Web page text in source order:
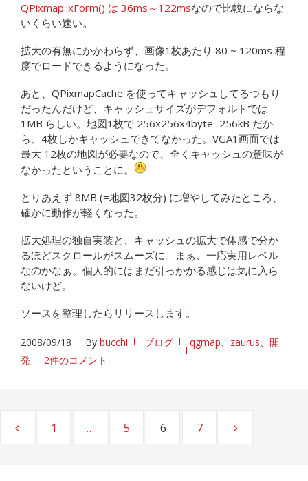
QPixmap::xForm() は 36ms～122msなので比較にならな
いくらい速い。
拡大の有無にかかわらず、画像1枚あたり 80 ~ 120ms 程
度でロードできるようになった。
あと、QPixmapCache を使ってキャッシュしてるつもり
だったんだけど、キャッシュサイズがデフォルトでは
1MB らしい。地図1枚で 256x256x4byte=256kB だか
ら、4枚しかキャッシュできてなかった。VGA1画面では
最大 12枚の地図が必要なので、全くキャッシュの意味が
なかったということに。
とりあえず 8MB (=地図32枚分) に増やしてみたところ、
確かに動作が軽くなった。
拡大処理の独自実装と、キャッシュの拡大で体感で分か
るほどスクロールがスムーズに。まぁ、一応実用レベル
なのかなぁ。個人的にはまだ引っかかる感じは気に入ら
ないけど。
ソースを整理したらリリースします。
2008/09/18 By bucchi ブログ qgmap zaurus
開
発
2件のコメント
投
ページ
1 … ページ
5 ページ
6 ページ
7